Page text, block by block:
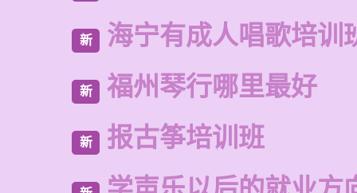
新 海宁有成人唱歌培训
新 福州琴行哪里最好
新 报古筝培训班